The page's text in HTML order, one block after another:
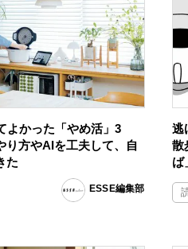
よかった「やめ活」3
り方やAIを工夫して、自
た
ESSE編集部
逃
散
ば